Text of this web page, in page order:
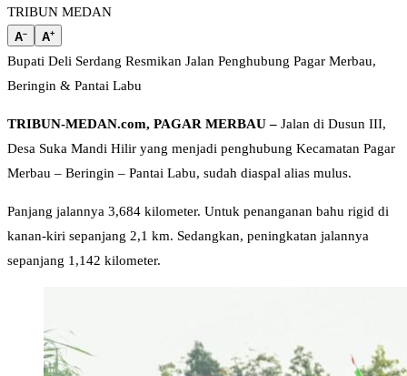
TRIBUN MEDAN
A– A+
Bupati Deli Serdang Resmikan Jalan Penghubung Pagar Merbau,
Beringin & Pantai Labu
TRIBUN-MEDAN.com, PAGAR MERBAU – Jalan di Dusun III,
Desa Suka Mandi Hilir yang menjadi penghubung Kecamatan Pagar
Merbau – Beringin – Pantai Labu, sudah diaspal alias mulus.
Panjang jalannya 3,684 kilometer. Untuk penanganan bahu rigid di
kanan-kiri sepanjang 2,1 km. Sedangkan, peningkatan jalannya
sepanjang 1,142 kilometer.